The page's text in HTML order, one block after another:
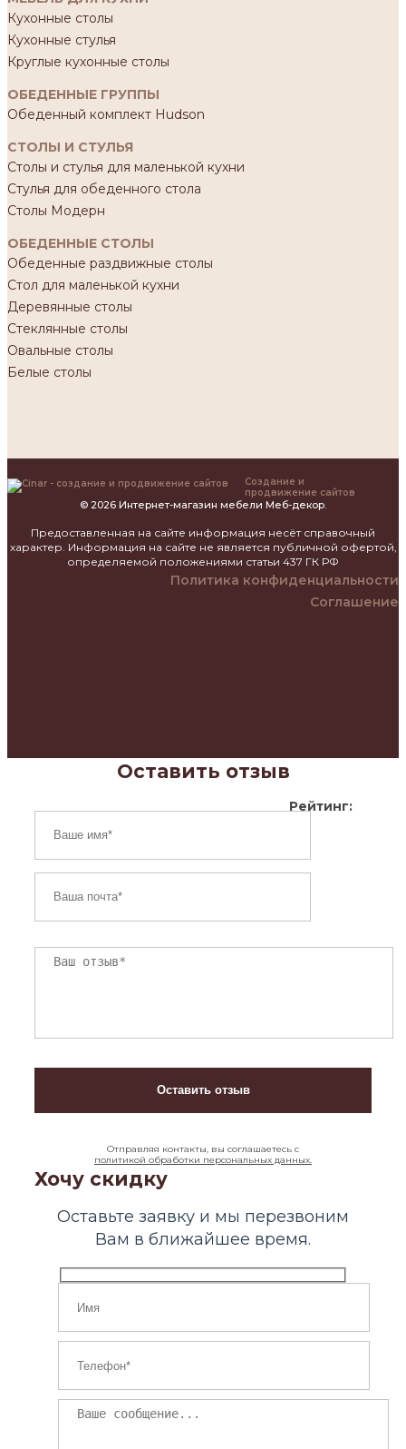
Кухонные столы
Кухонные стулья
Круглые кухонные столы
ОБЕДЕННЫЕ ГРУППЫ
Обеденный комплект Hudson
СТОЛЫ И СТУЛЬЯ
Столы и стулья для маленькой кухни
Стулья для обеденного стола
Столы Модерн
ОБЕДЕННЫЕ СТОЛЫ
Обеденные раздвижные столы
Стол для маленькой кухни
Деревянные столы
Стеклянные столы
Овальные столы
Белые столы
Создание и
продвижение сайтов
© 2026 Интернет-магазин мебели Меб-декор.
Предоставленная на сайте информация несёт справочный
характер. Информация на сайте не является публичной офертой,
определяемой положениями статьи 437 ГК РФ
Политика конфиденциальности
Соглашение
Оставить отзыв
Рейтинг:
Отправляя контакты, вы соглашаетесь с
политикой обработки персональных данных.
Хочу скидку
Оставьте заявку и мы перезвоним
Вам в ближайшее время.